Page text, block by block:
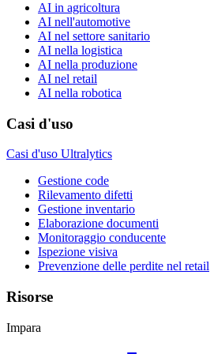
AI in agricoltura
AI nell'automotive
AI nel settore sanitario
AI nella logistica
AI nella produzione
AI nel retail
AI nella robotica
Casi d'uso
Casi d'uso Ultralytics
Gestione code
Rilevamento difetti
Gestione inventario
Elaborazione documenti
Monitoraggio conducente
Ispezione visiva
Prevenzione delle perdite nel retail
Risorse
Impara